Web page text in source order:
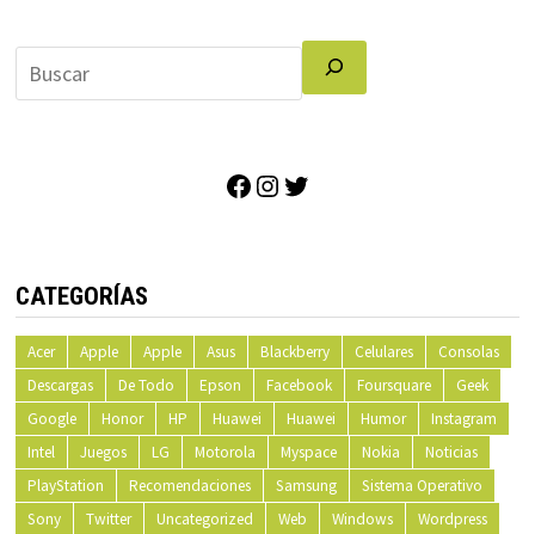
Facebook
Instagram
CATEGORÍAS
Acer Apple Apple Asus Blackberry Celulares
Consolas
Descargas
De Todo Epson Facebook Foursquare
Geek
Google
Honor HP Huawei Huawei Humor
Instagram
Intel
Juegos LG Motorola Myspace Nokia
Noticias
PlayStation
Recomendaciones Samsung
Sistema Operativo
Sony
Twitter Uncategorized Web Windows
Wordpress